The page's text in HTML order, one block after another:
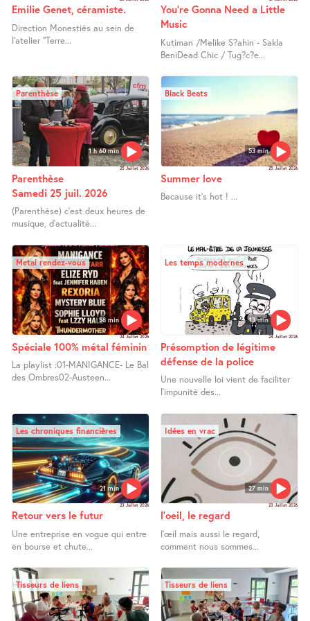
Emilie Genet, céramiste.
Direction Monestiés au sein de
l’atelier "Terre...
You’re Gonna Need a Little
Music
Kutiman /Melike S?ahin - Sakla
BeniDead Chic / Tug?c?e...
1 h 60 min
Parenthèse
25 Juillet 2026
Parenthèse
Samedi 25 juil. 2026
(Parenthèse) c’est deux heures de
musique, d’actualité...
53 min
Black Beats
25 Juillet 2026
Summer love
Because it’s hot ! ...
58 min
Metal rendez-vous
24 Juillet 2026
Spéciale 100% métal féminin
La playlist :01-MANIGANCE- Le Bal
des Ombres02-Austeen...
13 min
Les temps modernes
24 Juillet 2026
Présomption de légitime
défense de la police
Une nouvelle loi vient de faciliter
l’impunité des...
21 min
Les chroniques financières
23 Juillet 2026
Retour vers le futur
Une entreprise en vogue qui entre
en bourse et chute...
27 min
Idées en vrac
23 Juillet 2026
l’oeil, le regard
l’œil mais aussi le regard,
comment nous sommes...
Tisseurs de liens Tisseurs de liens